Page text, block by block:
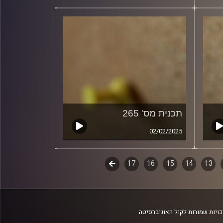
תכנית מס' 265
02/02/2025
13
14
15
16
17
לשלב
שמורות לקול האוניברסיטה